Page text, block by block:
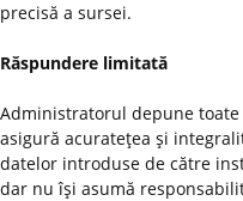
precisă a sursei.
Răspundere limitată
Administratorul depune
asigură acurateţea şi
datelor introduse de către
dar nu îşi asumă